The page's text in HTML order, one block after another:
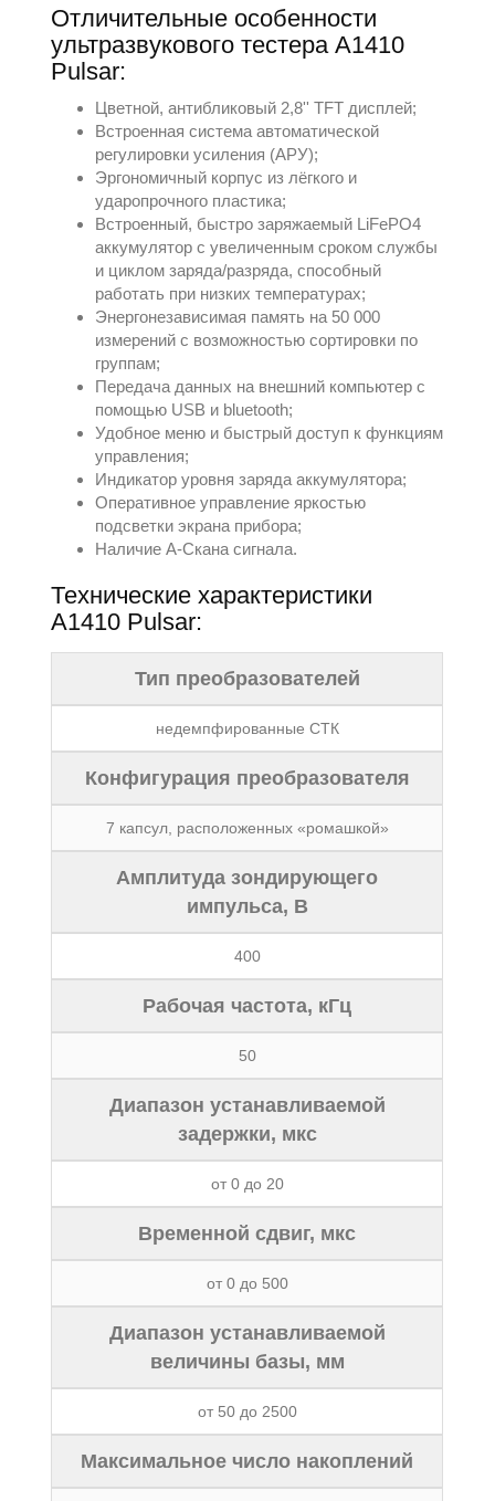
Отличительные особенности
ультразвукового тестера A1410
Pulsar:
Цветной, антибликовый 2,8'' TFT дисплей;
Встроенная система автоматической
регулировки усиления (АРУ);
Эргономичный корпус из лёгкого и
ударопрочного пластика;
Встроенный, быстро заряжаемый LiFePO4
аккумулятор с увеличенным сроком службы
и циклом заряда/разряда, способный
работать при низких температурах;
Энергонезависимая память на 50 000
измерений с возможностью сортировки по
группам;
Передача данных на внешний компьютер с
помощью USB и bluetooth;
Удобное меню и быстрый доступ к функциям
управления;
Индикатор уровня заряда аккумулятора;
Оперативное управление яркостью
подсветки экрана прибора;
Наличие А-Скана сигнала.
Технические характеристики
A1410 Pulsar:
Тип преобразователей
недемпфированные СТК
Конфигурация преобразователя
7 капсул, расположенных «ромашкой»
Амплитуда зондирующего
импульса, В
400
Рабочая частота, кГц
50
Диапазон устанавливаемой
задержки, мкс
от 0 до 20
Временной сдвиг, мкс
от 0 до 500
Диапазон устанавливаемой
величины базы, мм
от 50 до 2500
Максимальное число накоплений